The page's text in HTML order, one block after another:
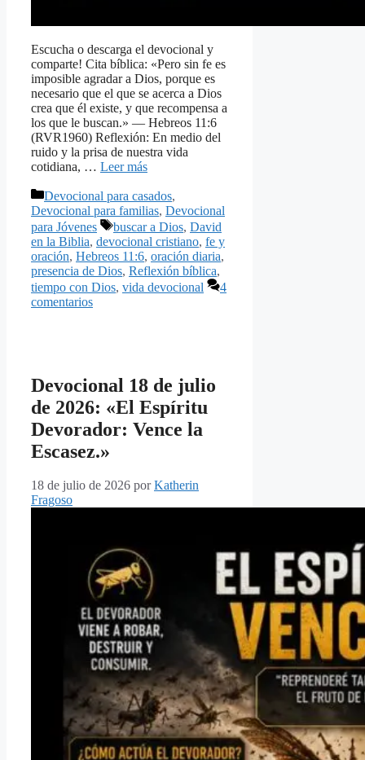
Escucha o descarga el devocional y
comparte! Cita bíblica: «Pero sin fe es
imposible agradar a Dios, porque es
necesario que el que se acerca a Dios
crea que él existe, y que recompensa a
los que le buscan.» — Hebreos 11:6
(RVR1960) Reflexión: En medio del
ruido y la prisa de nuestra vida
cotidiana, … Leer más
Categorías
Devocional para casados,
Devocional para familias, Devocional
para Jóvenes
Etiquetas
buscar a Dios, David
en la Biblia, devocional cristiano, fe y
oración, Hebreos 11:6, oración diaria,
presencia de Dios, Reflexión bíblica,
tiempo con Dios, vida devocional
4
comentarios
Devocional 18 de julio
de 2026: «El Espíritu
Devorador: Vence la
Escasez.»
18 de julio de 2026 porKatherin
Fragoso